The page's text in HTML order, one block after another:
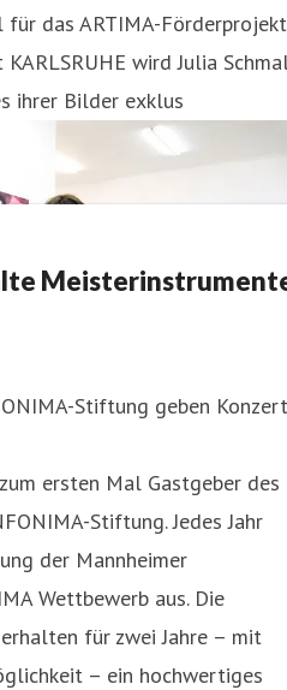
für das ARTIMA-Förderprojekt
wird Julia
ihrer Bilder exklus
Stiftung geben Konzert
ersten Mal Gastgeber des
Stiftung. Jedes Jahr
der Mannheimer
Wettbewerb aus. Die
für zwei Jahre – mit
– ein hochwertiges